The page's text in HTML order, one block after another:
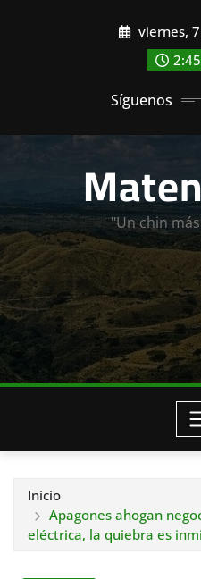
viernes,
Síguenos
"Un chin
Inicio
Apagones ahogan
eléctrica, la quiebra es